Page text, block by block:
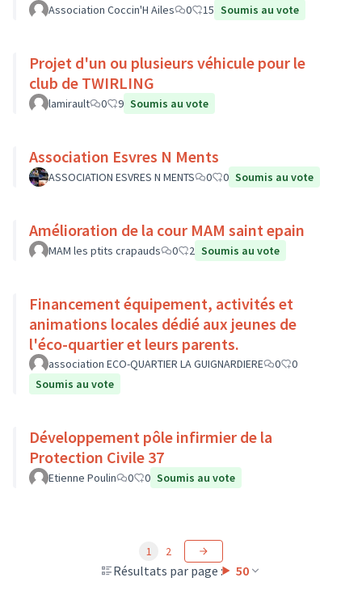
Association Coccin'H Ailes 0 15 Soumis au vote
Projet d'un ou plusieurs véhicule pour le
club de TWIRLING
lamirault 0 9 Soumis au vote
Association Esvres N Ments
ASSOCIATION ESVRES N MENTS 0 0 Soumis au vote
Amélioration de la cour MAM saint epain
MAM les ptits crapauds 0 2 Soumis au vote
Financement équipement, activités et
animations locales dédié aux jeunes de
l'éco-quartier et leurs parents.
association ECO-QUARTIER LA GUIGNARDIERE 0
0
Soumis au vote
Développement pôle infirmier de la
Protection Civile 37
Etienne Poulin 0 0 Soumis au vote
Résultats par page : 50
1 2